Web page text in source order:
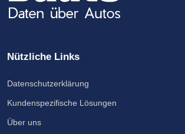
Nützliche Links
Datenschutzerklärung
Kundenspezifische Lösungen
Über uns